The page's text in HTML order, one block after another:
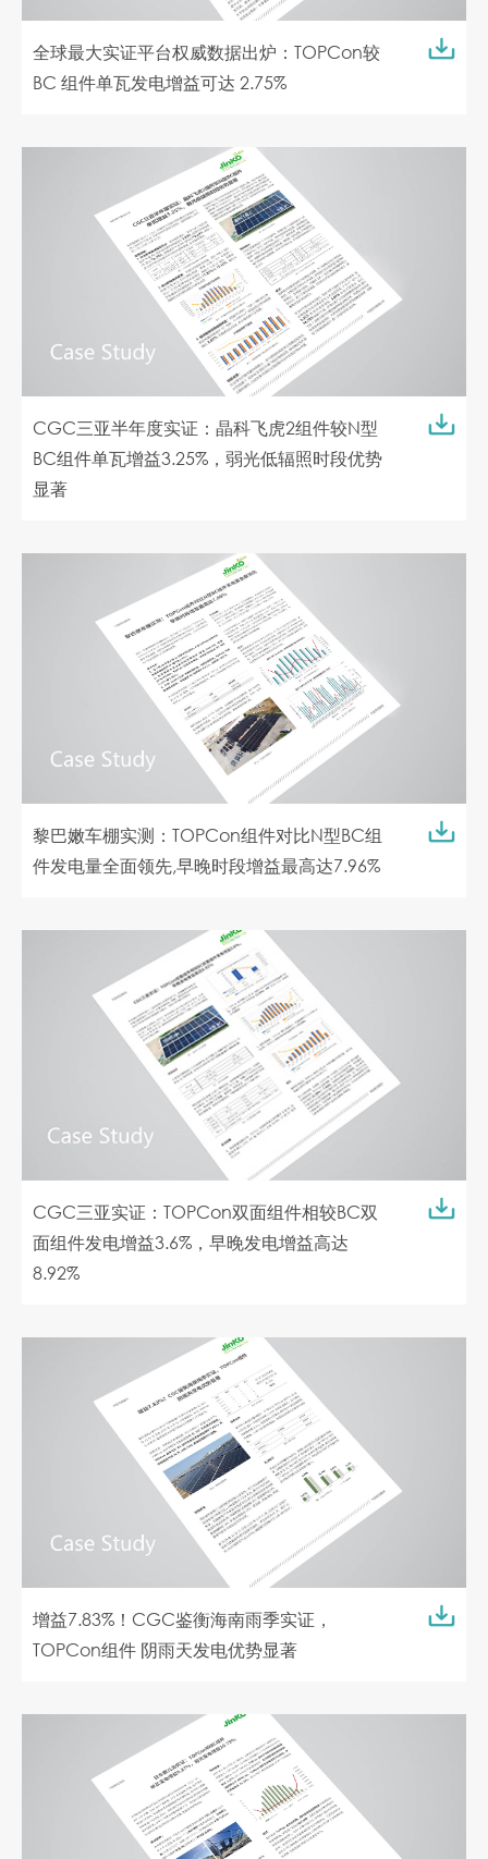
全球最大实证平台权威数据出炉：TOPCon较
BC 组件单瓦发电增益可达 2.75%
CGC三亚半年度实证：晶科飞虎2组件较N型
BC组件单瓦增益3.25%，弱光低辐照时段优势
显著
黎巴嫩车棚实测：TOPCon组件对比N型BC组
件发电量全面领先,早晚时段增益最高达7.96%
CGC三亚实证：TOPCon双面组件相较BC双
面组件发电增益3.6%，早晚发电增益高达
8.92%
增益7.83%！CGC鉴衡海南雨季实证，
TOPCon组件 阴雨天发电优势显著